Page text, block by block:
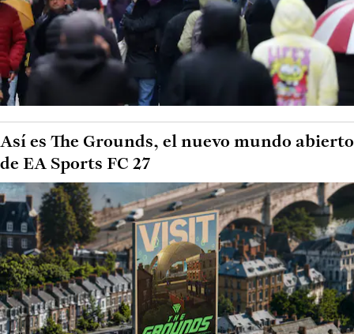
Así es The Grounds, el nuevo mundo abierto
de EA Sports FC 27